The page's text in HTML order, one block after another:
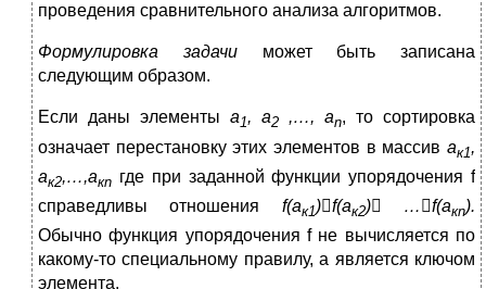
проведения сравнительного анализа алгоритмов.
Формулировка задачиможет быть записана
следующим образом.
Если даны элементы а1, а2 ,…, аn, то сортировка
означает перестановку этих элементов в массив ак1,
ак2,…,акn где при заданной функции упорядочения f
справедливы отношения f(ак1)f(ак2) … f(акn).
Обычно функция упорядочения f не вычисляется по
какому-то специальному правилу, а является ключом
элемента.